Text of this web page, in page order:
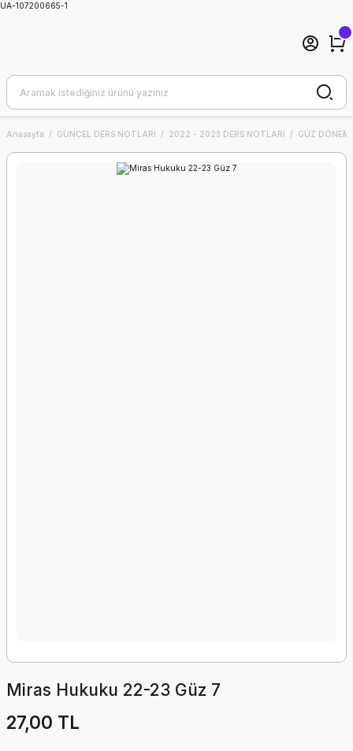
UA-107200665-1
Anasayfa GÜNCEL DERS NOTLARI 2022 - 2023 DERS NOTLARI GÜZ DÖNEMİ
Miras Hukuku 22-23 Güz 7
27,00 TL